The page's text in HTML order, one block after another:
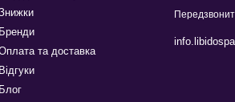
Бренди
та доставка
Відгуки
Блог